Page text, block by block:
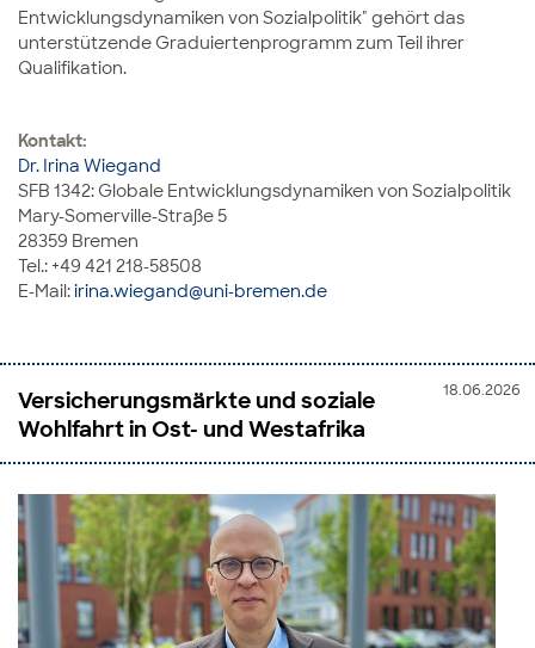
Entwicklungsdynamiken von Sozialpolitik" gehört das
unterstützende Graduiertenprogramm zum Teil ihrer
Qualifikation.
Kontakt:
Dr. Irina Wiegand
SFB 1342: Globale Entwicklungsdynamiken von Sozialpolitik
Mary-Somerville-Straße 5
28359 Bremen
Tel.: +49 421 218-58508
E-Mail:irina.wiegand@uni-bremen.de
18.06.2026
Versicherungsmärkte und soziale
Wohlfahrt in Ost- und Westafrika